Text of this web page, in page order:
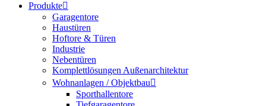
Produkte
Garagentore
Haustüren
Hoftore & Türen
Industrie
Nebentüren
Komplettlösungen Außenarchitektur
Wohnanlagen / Objektbau
Sporthallentore